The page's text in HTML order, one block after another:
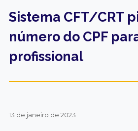
Sistema CFT/CRT
número do CPF
profissional
13 de janeiro de 2023